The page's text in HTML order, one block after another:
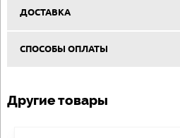
ДОСТАВКА
СПОСОБЫ ОПЛАТЫ
Другие товары